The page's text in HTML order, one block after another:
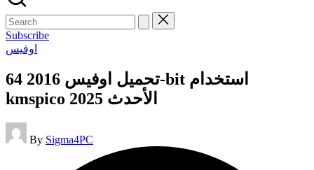
Search
for:
Subscribe
Posted
اوفيس
تحميل اوفيس 2016 64-bit استخدام
kmspico الأحدث 2025
Posted
by
By Sigma4PC